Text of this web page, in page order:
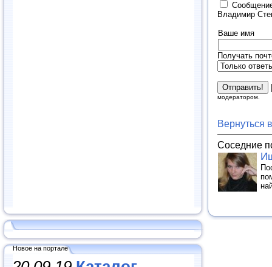
Новое на портале
Владимир
Ваше имя
Получать
модератором.
Вернуться
Соседние